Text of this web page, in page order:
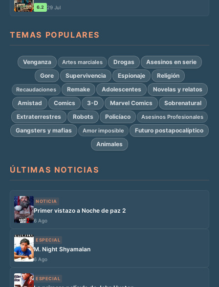
6.2 29 Jul
TEMAS POPULARES
Venganza Artes marciales Drogas
Asesinos en serie
Gore
Supervivencia Espionaje Religión
Recaudaciones Remake Adolescentes
Novelas y relatos
Amistad
Comics 3-D Marvel Comics
Sobrenatural
Extraterrestres
Robots Policíaco Asesinos Profesionales
Gangsters y mafias Amor imposible
Futuro postapocalíptico
Animales
ÚLTIMAS NOTICIAS
NOTICIA
Primer vistazo a Noche de paz 2
6 Ago
ESPECIAL
M. Night Shyamalan
6 Ago
ESPECIAL